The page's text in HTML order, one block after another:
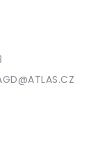
@ATLAS.CZ